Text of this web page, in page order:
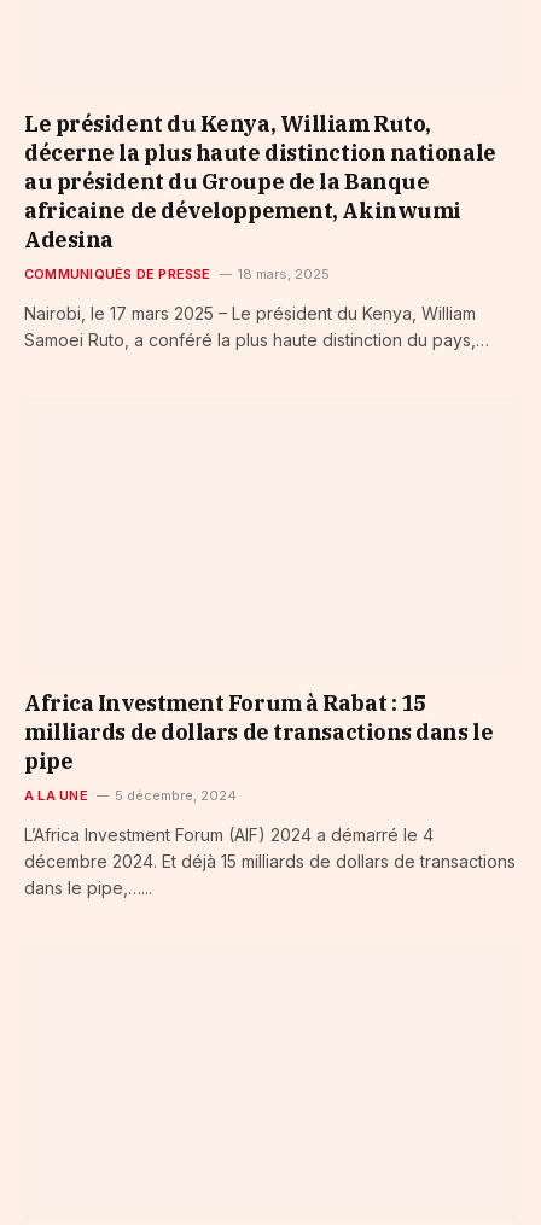
Le président du Kenya, William Ruto,
décerne la plus haute distinction nationale
au président du Groupe de la Banque
africaine de développement, Akinwumi
Adesina
COMMUNIQUÉS DE PRESSE 18 mars, 2025
Nairobi, le 17 mars 2025 – Le président du Kenya, William
Samoei Ruto, a conféré la plus haute distinction du pays,…
Africa Investment Forum à Rabat : 15
milliards de dollars de transactions dans le
pipe
A LA UNE 5 décembre, 2024
L’Africa Investment Forum (AIF) 2024 a démarré le 4
décembre 2024. Et déjà 15 milliards de dollars de transactions
dans le pipe,…...